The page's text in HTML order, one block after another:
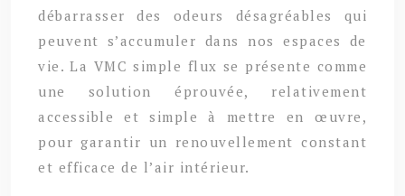
débarrasser des odeurs désagréables qui
peuvent s’accumuler dans nos espaces de
vie. La VMC simple flux se présente comme
une solution éprouvée, relativement
accessible et simple à mettre en œuvre,
pour garantir un renouvellement constant
et efficace de l’air intérieur.